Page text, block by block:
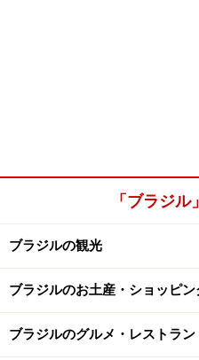
「ブラジ
ブラジルの観光
ブラジルのお土産・ショッピン
ブラジルのグルメ・レストラン